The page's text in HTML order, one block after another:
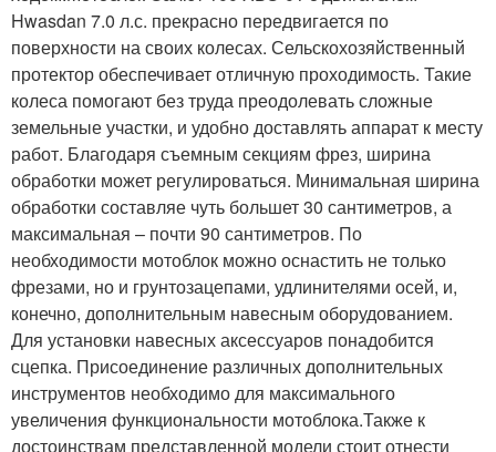
Hwasdan 7.0 л.с. прекрасно передвигается по
поверхности на своих колесах. Сельскохозяйственный
протектор обеспечивает отличную проходимость. Такие
колеса помогают без труда преодолевать сложные
земельные участки, и удобно доставлять аппарат к месту
работ. Благодаря съемным секциям фрез, ширина
обработки может регулироваться. Минимальная ширина
обработки составляе чуть большет 30 сантиметров, а
максимальная – почти 90 сантиметров. По
необходимости мотоблок можно оснастить не только
фрезами, но и грунтозацепами, удлинителями осей, и,
конечно, дополнительным навесным оборудованием.
Для установки навесных аксессуаров понадобится
сцепка. Присоединение различных дополнительных
инструментов необходимо для максимального
увеличения функциональности мотоблока.Также к
достоинствам представленной модели стоит отнести